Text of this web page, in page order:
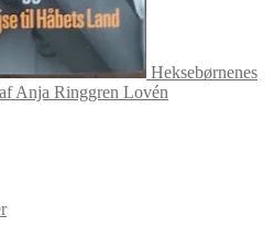
Heksebørnenes
Anja Ringgren Lovén